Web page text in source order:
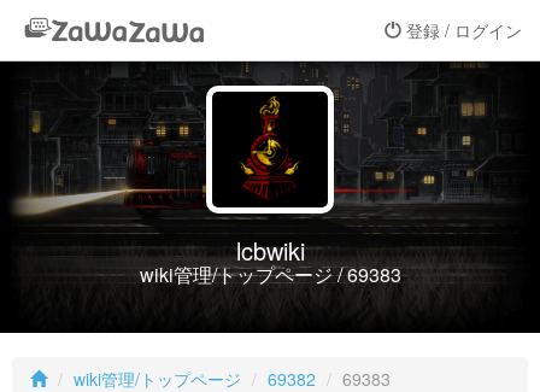
登録 / ログイン
lcbwiki
wiki管理/トップページ / 69383
wiki管理/トップページ 69382 69383